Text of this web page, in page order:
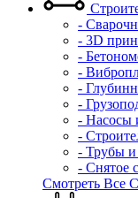
-
- 3D
-
-
-
-
- Насосы
-
- Трубы
- Снятое
Смотреть Все